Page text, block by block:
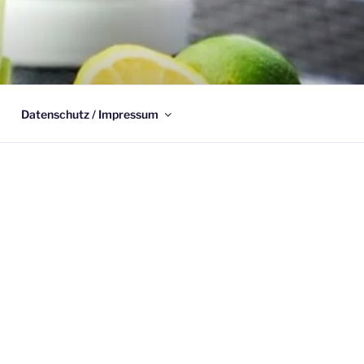
Datenschutz / Impressum